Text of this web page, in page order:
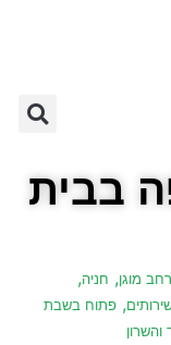
בבית
מוגן, חניה,
, פתוח בשבת